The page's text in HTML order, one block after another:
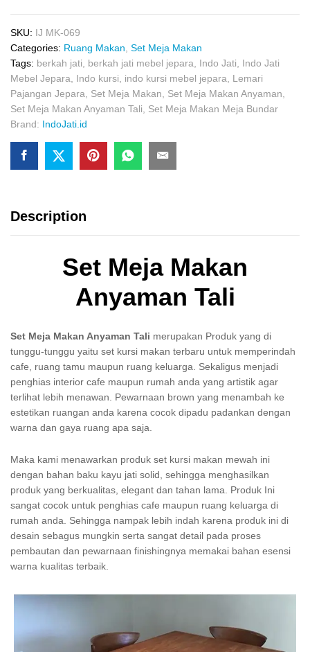
SKU: IJ MK-069
Categories: Ruang Makan Set Meja Makan
Tags: berkah jati berkah jati mebel jepara Indo Jati
Indo Jati
Mebel Jepara
Indo kursi indo kursi mebel jepara
Lemari
Pajangan Jepara
Set Meja Makan Set Meja Makan Anyaman
Set Meja Makan Anyaman Tali
Set Meja Makan Meja Bundar
Brand: IndoJati.id
Description
Set Meja Makan
Anyaman Tali
Set Meja Makan Anyaman Tali merupakan Produk yang di
tunggu-tunggu yaitu set kursi makan terbaru untuk memperindah
cafe, ruang tamu maupun ruang keluarga. Sekaligus menjadi
penghias interior cafe maupun rumah anda yang artistik agar
terlihat lebih menawan. Pewarnaan brown yang menambah ke
estetikan ruangan anda karena cocok dipadu padankan dengan
warna dan gaya ruang apa saja.
Maka kami menawarkan produk set kursi makan mewah ini
dengan bahan baku kayu jati solid, sehingga menghasilkan
produk yang berkualitas, elegant dan tahan lama. Produk Ini
sangat cocok untuk penghias cafe maupun ruang keluarga di
rumah anda. Sehingga nampak lebih indah karena produk ini di
desain sebagus mungkin serta sangat detail pada proses
pembautan dan pewarnaan finishingnya memakai bahan esensi
warna kualitas terbaik.